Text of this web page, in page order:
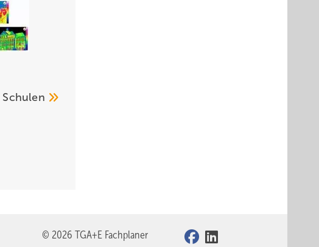
Schulen
© 2026 TGA+E Fachplaner